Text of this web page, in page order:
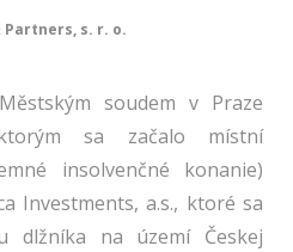
Partners, s. r. o.
soudem v Praze
sa začalo místní
insolvenčné konanie)
Investments, a.s., ktoré sa
dlžníka na území Českej